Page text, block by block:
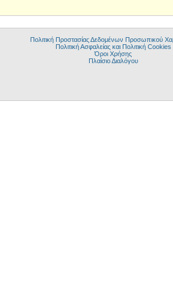
Πολιτική Προστασίας Δεδομένων Προσωπικού
Πολιτική Ασφαλείας και Πολιτική Cookies
Όροι Χρήσης
Πλαίσιο Διαλόγου